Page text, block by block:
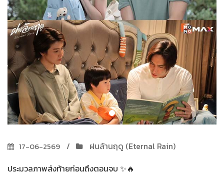
17-06-2569
ฝนล้านฤดู (Eternal Rain)
ประมวลภาพส่งท้ายก่อนถึงตอนจบ ✨🔥